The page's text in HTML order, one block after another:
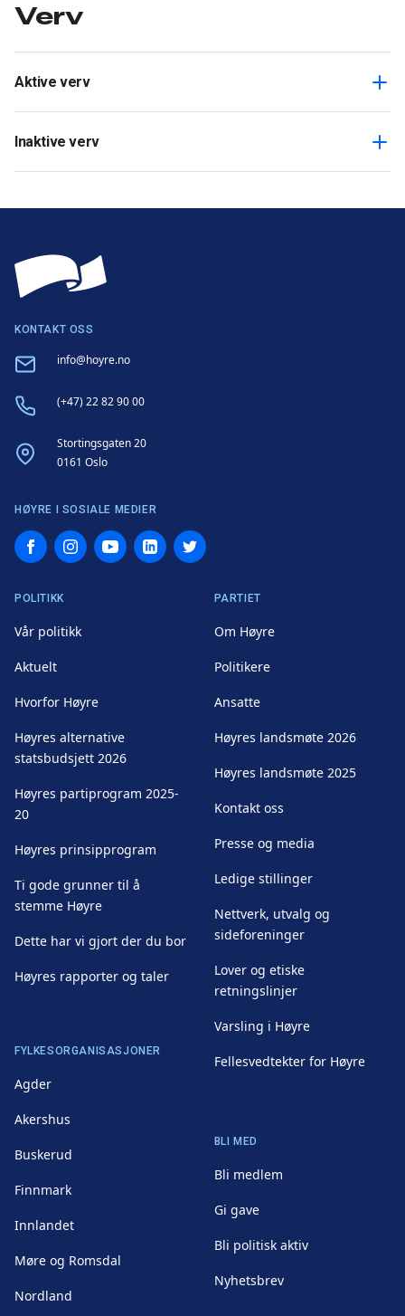
Verv
Aktive verv
Inaktive verv
KONTAKT OSS
Email info@hoyre.no
Phone(+47) 22 82 90 00
AddressStortingsgaten 20
0161 Oslo
HØYRE I SOSIALE MEDIER
FacebookInstagramYouTubeLinkedInTwitter
POLITIKK
Vår politikk
Aktuelt
Hvorfor Høyre
Høyres alternative
statsbudsjett 2026
Høyres partiprogram 2025-
20
Høyres prinsipprogram
Ti gode grunner til å
stemme Høyre
Dette har vi gjort der du bor
Høyres rapporter og taler
PARTIET
Om Høyre
Politikere
Ansatte
Høyres landsmøte 2026
Høyres landsmøte 2025
Kontakt oss
Presse og media
Ledige stillinger
Nettverk, utvalg og
sideforeninger
Lover og etiske
retningslinjer
Varsling i Høyre
Fellesvedtekter for Høyre
FYLKESORGANISASJONER
Agder
Akershus
Buskerud
Finnmark
Innlandet
Møre og Romsdal
Nordland
BLI MED
Bli medlem
Gi gave
Bli politisk aktiv
Nyhetsbrev